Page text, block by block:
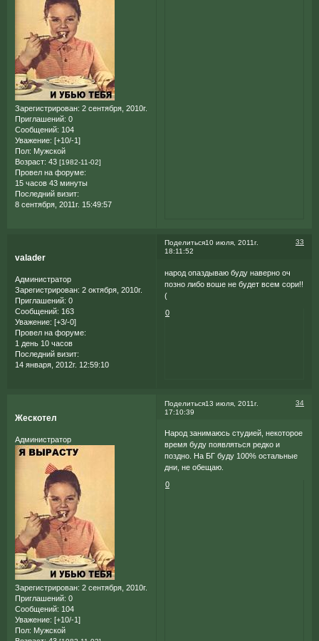
Зарегистрирован: 2 сентября, 2010г.
Приглашений: 0
Сообщений: 104
Уважение: [+10/-1]
Пол: Мужской
Возраст: 43 [1982-11-02]
Провел на форуме:
15 часов 43 минуты
Последний визит:
8 сентября, 2011г. 15:49:57
Поделиться 33
10 июля, 2011г.
18:11:52
valader
Администратор
Зарегистрирован: 2 октября, 2010г.
Приглашений: 0
Сообщений: 163
Уважение: [+3/-0]
Провел на форуме:
1 день 10 часов
Последний визит:
14 января, 2012г. 12:59:10
народ опаздываю буду наверно оч
позно либо воше не будет всем сори!!
(
0
Поделиться 34
13 июля, 2011г.
17:10:39
Жескотел
Администратор
Зарегистрирован: 2 сентября, 2010г.
Приглашений: 0
Сообщений: 104
Уважение: [+10/-1]
Пол: Мужской
Народ занимаюсь студией, некоторое
время буду появляться редко и
поздно. На БГ буду 100% остальные
дни, не обещаю.
0